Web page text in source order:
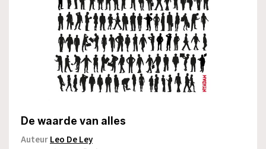
De waarde van alles
AuteurLeo De Ley